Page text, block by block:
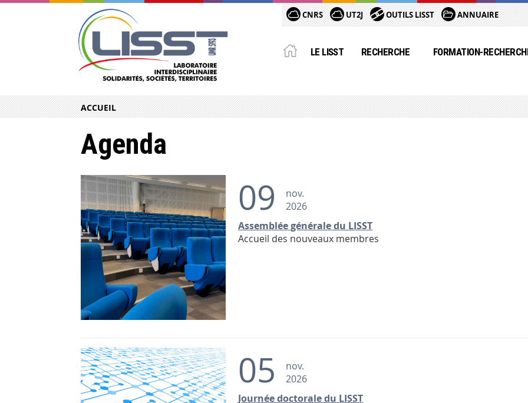
CNRS UT2J OUTILS LISST ANNUAIRE
LE LISST RECHERCHE FORMATION-
ACCUEIL
Agenda
09
nov.
2026
Assemblée générale du LISST
Accueil des nouveaux membres
05
nov.
2026
Journée doctorale du LISST